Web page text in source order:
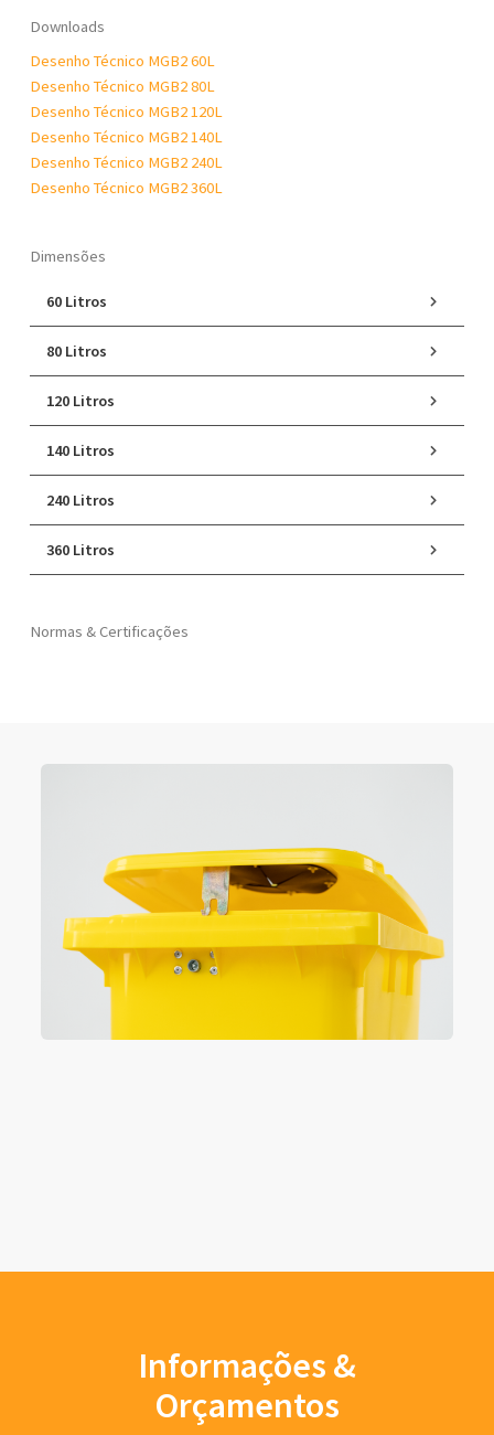
Downloads
Desenho Técnico MGB2 60L
Desenho Técnico MGB2 80L
Desenho Técnico MGB2 120L
Desenho Técnico MGB2 140L
Desenho Técnico MGB2 240L
Desenho Técnico MGB2 360L
Dimensões
60 Litros
80 Litros
120 Litros
140 Litros
240 Litros
360 Litros
Normas & Certificações
Informações &
Orçamentos